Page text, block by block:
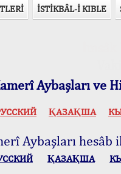
İSTİKBÂL-İ KIBLE
Aybaşları ve
ҚАЗАҚША
Aybaşları hesâb
ҚАЗАҚША